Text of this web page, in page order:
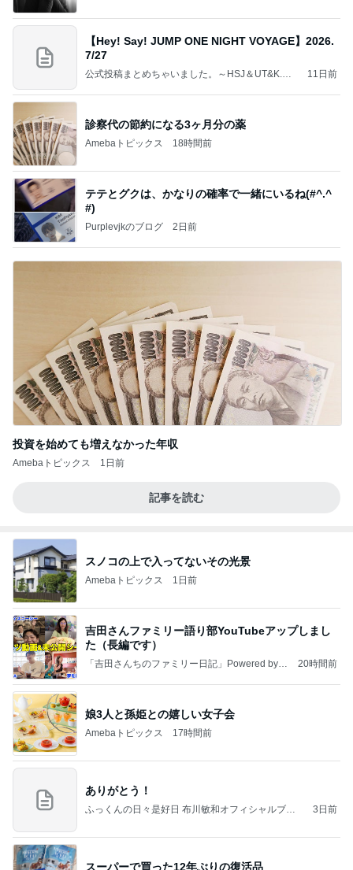
【Hey! Say! JUMP ONE NIGHT VOYAGE】2026.
7/27
公式投稿まとめちゃいました。～HSJ＆UT&K.O.
11日前
診察代の節約になる3ヶ月分の薬
Amebaトピックス 18時間前
テテとグクは、かなりの確率で一緒にいるね(#^.^
#)
Purplevjkのブログ 2日前
投資を始めても増えなかった年収
Amebaトピックス 1日前
記事を読む
スノコの上で入ってないその光景
Amebaトピックス 1日前
吉田さんファミリー語り部YouTubeアップしまし
た（長編です）
「吉田さんちのファミリー日記」Powered by A
20時間前
娘3人と孫姫との嬉しい女子会
Amebaトピックス 17時間前
ありがとう！
ふっくんの日々是好日 布川敏和オフィシャルブロ
3日前
スーパーで買った12年ぶりの復活品